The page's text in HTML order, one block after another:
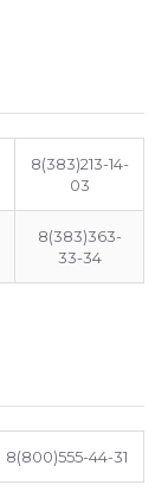
8(383)213-14-
03
8(383)363-
33-34
8(800)555-44-31